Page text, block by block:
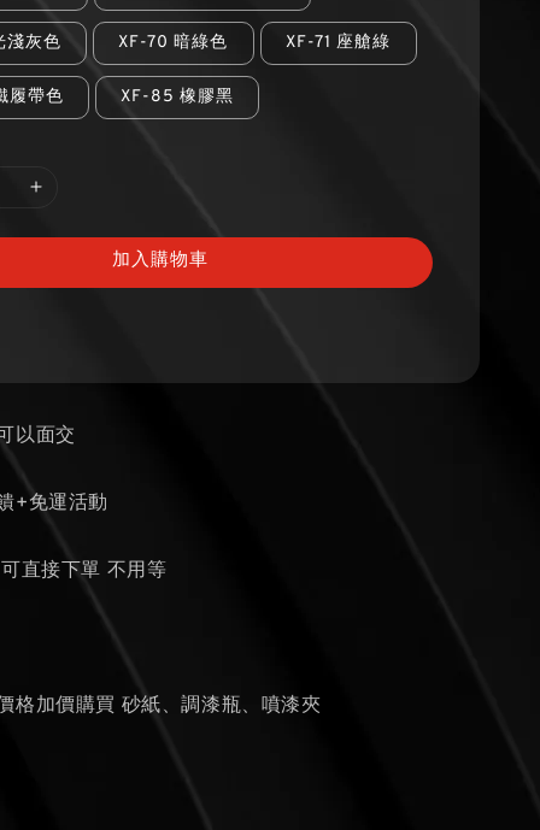
淺灰色 XF-70 暗綠色 XF-71 座艙綠
履帶色 XF-85 橡膠黑
加入購物車
以面交
+免運活動
直接下單 不用等
格加價購買 砂紙、調漆瓶、噴漆夾